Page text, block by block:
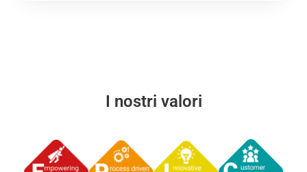
I nostri valori